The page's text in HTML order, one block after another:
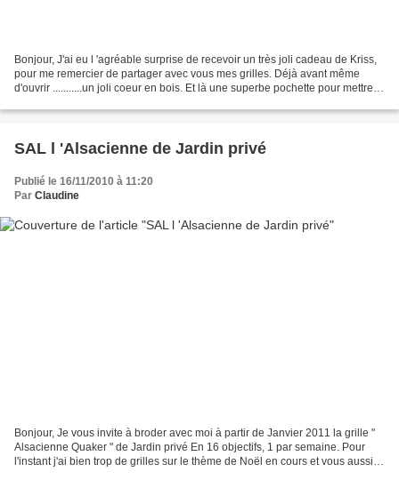
Bonjour, J'ai eu l 'agréable surprise de recevoir un très joli cadeau de Kriss,
pour me remercier de partager avec vous mes grilles. Déjà avant même
d'ouvrir ...........un joli coeur en bois. Et là une superbe pochette pour mettre
SAL l 'Alsacienne de Jardin privé
Publié le 16/11/2010 à 11:20
Par Claudine
Bonjour, Je vous invite à broder avec moi à partir de Janvier 2011 la grille "
Alsacienne Quaker " de Jardin privé En 16 objectifs, 1 par semaine. Pour
l'instant j'ai bien trop de grilles sur le thème de Noël en cours et vous aussi je